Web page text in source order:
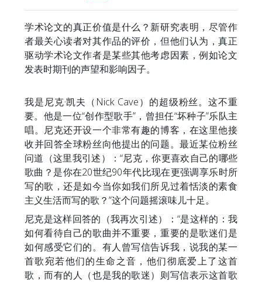
学术论文的真正价值是什么？新研究表明，尽管作
者最关心读者对其作品的评价，但他们认为，真正
驱动学术论文作者是某些其他考虑因素，例如论文
发表时期刊的声望和影响因子。
我是尼克·凯夫（Nick Cave）的超级粉丝。这不重
要。他是一位“创作型歌手”，曾担任“坏种子”乐队主
唱。尼克还开设一个非常有趣的博客，在这里他接
收并回答全球粉丝向他提出的问题。最近某位粉丝
问道（这里我引述）：“尼克，你更喜欢自己的哪些
歌曲？是你在20世纪90年代比现在更强调享乐时所
写的歌，还是如今当你如我们所见过着恬淡的素食
主义生活而写的歌？”这个问题摇滚味儿十足。
尼克是这样回答的（我再次引述）：“是这样的：我
如何看待自己的歌曲并不重要，重要的是歌迷们是
如何感受它们的。有人曾写信告诉我，说我的某一
首歌宛若他们的生命之音，他们彻底爱上了这首
歌，而有的人（也是我的歌迷）则写信表示这首歌